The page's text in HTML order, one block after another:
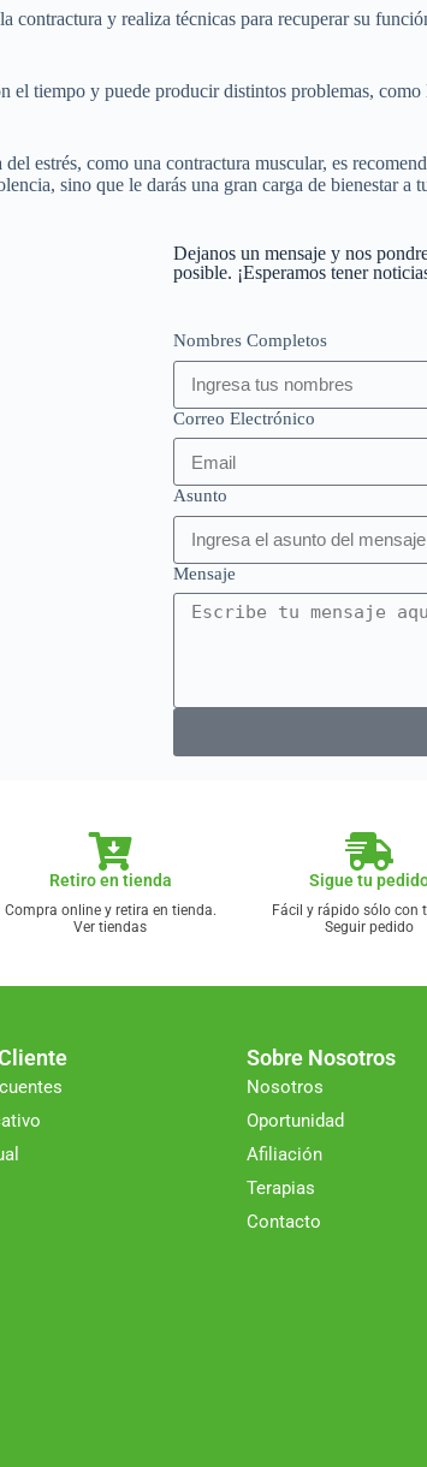
contractura y realiza técnicas para recuperar su
el tiempo y puede producir distintos problemas,
estrés, como una contractura muscular, es
sino que le darás una gran carga de bienestar a
Dejanos un mensaje y nos
posible. ¡Esperamos tener
Nombres Completos
Correo Electrónico
Asunto
Mensaje
Retiro en tienda
Compra online y retira en tienda.
Ver tiendas
Sigue tu
Fácil y rápido sólo con
Seguir pedido
Sobre Nosotros
Nosotros
Oportunidad
Afiliación
Terapias
Contacto